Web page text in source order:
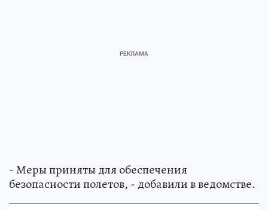
- Меры приняты для обеспечения
безопасности полетов, - добавили в ведомстве.